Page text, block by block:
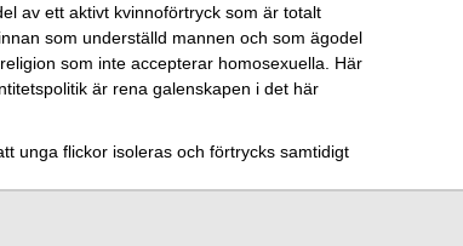
av ett aktivt kvinnoförtryck som är totalt
som underställd mannen och som ägodel
som inte accepterar homosexuella. Här
är rena galenskapen i det här
unga flickor isoleras och förtrycks samtidigt